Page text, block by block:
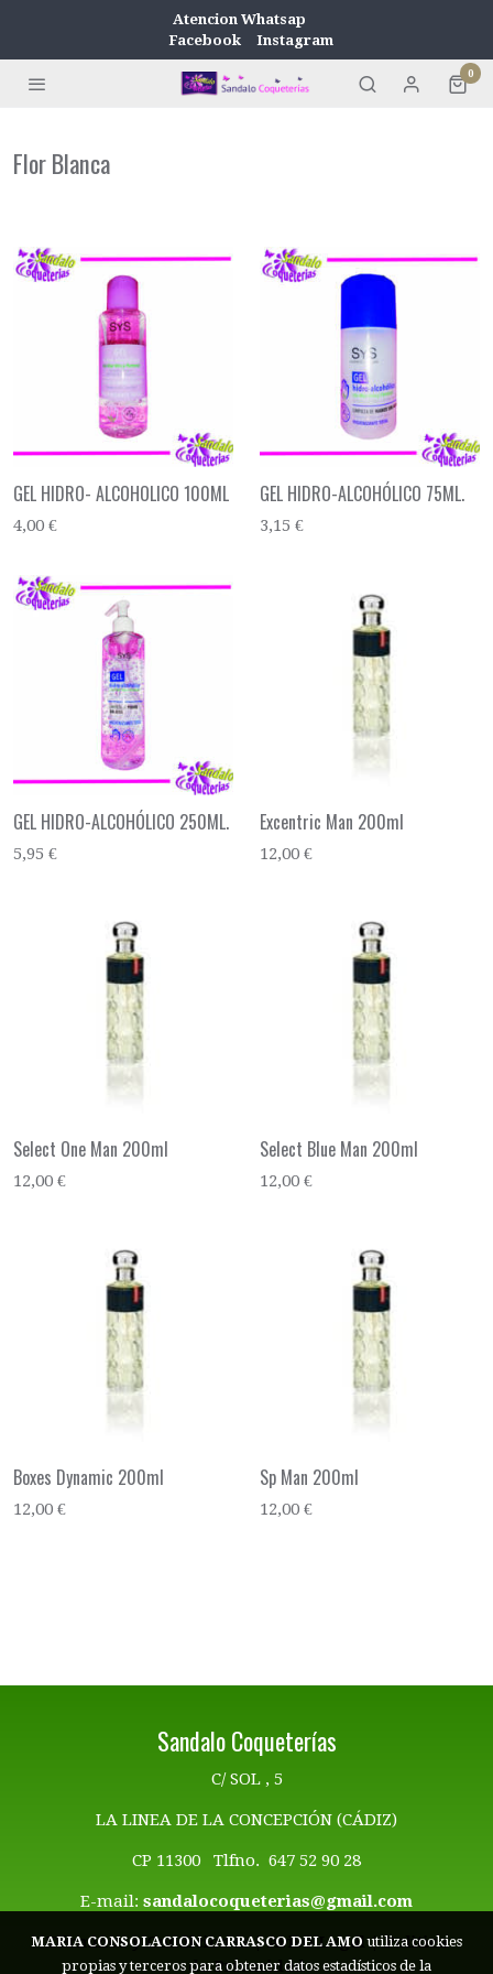
Atencion Whatsap
Facebook
Instagram
0
Flor Blanca
GEL HIDRO- ALCOHOLICO 100ML
4,00 €
GEL HIDRO-ALCOHÓLICO 75ML.
3,15 €
GEL HIDRO-ALCOHÓLICO 250ML.
5,95 €
Excentric Man 200ml
12,00 €
Select One Man 200ml
12,00 €
Select Blue Man 200ml
12,00 €
Boxes Dynamic 200ml
12,00 €
Sp Man 200ml
12,00 €
Sandalo Coqueterías
C/ SOL , 5
LA LINEA DE LA CONCEPCIÓN (CÁDIZ)
CP 11300 Tlfno. 647 52 90 28
E-mail: sandalocoqueterias@gmail.com
Términos y Condiciones | Aviso Legal |Politica
de Privacidad
MARIA CONSOLACION CARRASCO DEL AMO utiliza cookies
propias y terceros para obtener datos estadísticos de la